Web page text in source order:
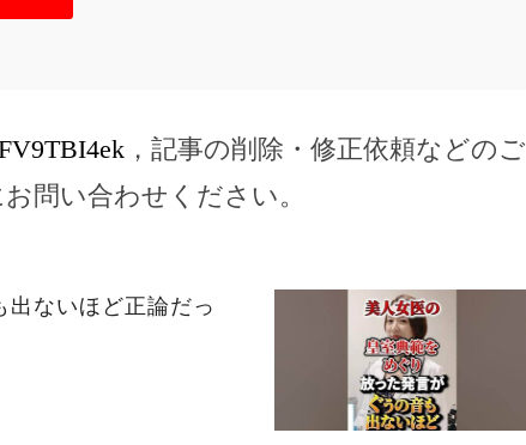
，記事の削除・修正依頼などのご
問い合わせください。
ないほど正論だっ